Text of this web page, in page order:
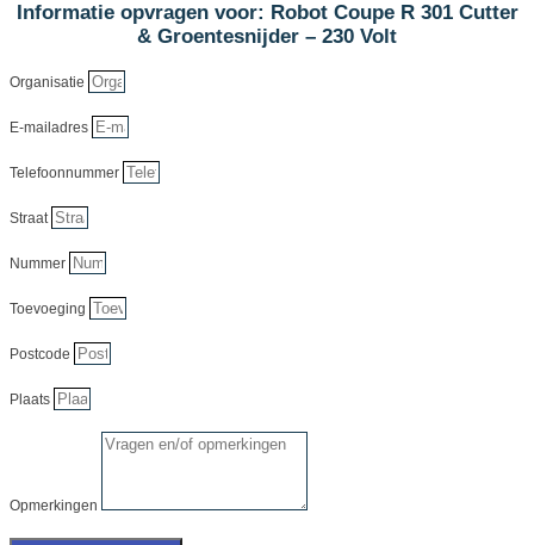
Informatie opvragen voor: Robot Coupe R 301 Cutter
& Groentesnijder – 230 Volt
Organisatie
E-mailadres
Telefoonnummer
Straat
Nummer
Toevoeging
Postcode
Plaats
Opmerkingen